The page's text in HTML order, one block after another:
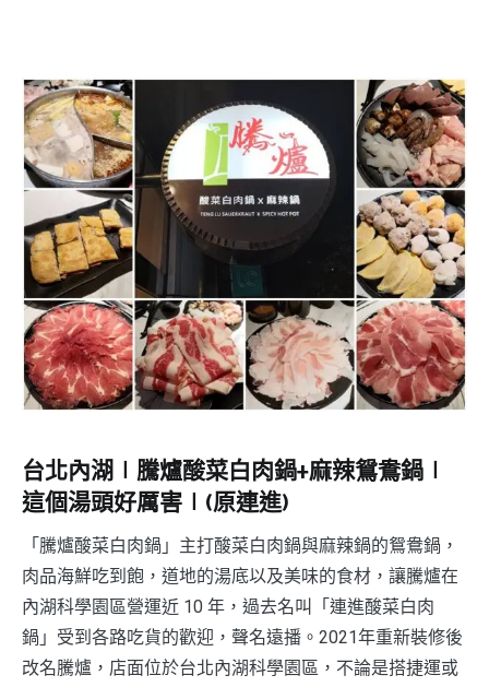
台北內湖∣騰爐酸菜白肉鍋+麻辣鴛鴦鍋∣
這個湯頭好厲害∣(原連進)
「騰爐酸菜白肉鍋」主打酸菜白肉鍋與麻辣鍋的鴛鴦鍋，
肉品海鮮吃到飽，道地的湯底以及美味的食材，讓騰爐在
內湖科學園區營運近 10 年，過去名叫「連進酸菜白肉
鍋」受到各路吃貨的歡迎，聲名遠播。2021年重新裝修後
改名騰爐，店面位於台北內湖科學園區，不論是搭捷運或